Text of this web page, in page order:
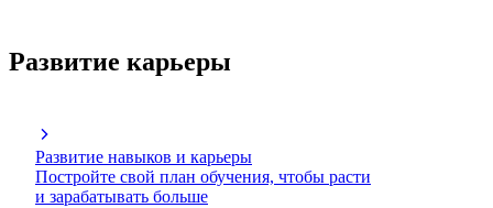
Развитие карьеры
Развитие навыков и карьеры
Постройте свой план обучения, чтобы расти
и зарабатывать больше